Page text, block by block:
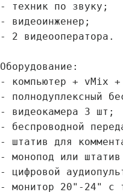
- техник по звуку;
- видеоинженер;
- 2 видеооператора.
Оборудование:
- компьютер + vMix
- полнодуплексный
- видеокамера 3 шт;
- беспроводной
- штатив для
- монопод или
- цифровой
- монитор 20"-24" с